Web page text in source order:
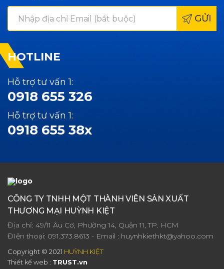
GỬI
HOTLINE
Hỗ trợ tư vấn 1:
0918 655 326
Hỗ trợ tư vấn 1:
0918 655 38x
CÔNG TY TNHH MỘT THÀNH VIÊN SẢN XUẤT
THƯƠNG MẠI HUỲNH KIỆT
Địa chỉ: 49/11 Âu Cơ, Phường 14, Quận 11, TP. HCM
ĐIện thoại: 091.373.8613 - Email : huynhkiethkt@yahoo.com
Copyright © 2021 HUỲNH KIỆT
Thiết kế web : TRUST.vn